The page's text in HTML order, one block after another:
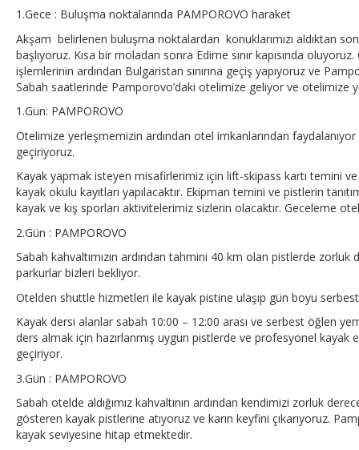
1.Gece : Buluşma noktalarında PAMPOROVO haraket
Akşam belirlenen buluşma noktalardan konuklarımızı aldıktan
başlıyoruz. Kısa bir moladan sonra Edirne sınır kapısında
işlemlerinin ardından Bulgaristan sınırına geçiş yapıyoruz ve
Sabah saatlerinde Pamporovo’daki otelimize geliyor ve otelimize
1.Gün: PAMPOROVO
Otelimize yerleşmemizin ardından otel imkanlarından
geçiriyoruz.
Kayak yapmak isteyen misafirlerimiz için lift-skipass kartı temini
kayak okulu kayıtları yapılacaktır. Ekipman temini ve pistlerin
kayak ve kış sporları aktivitelerimiz sizlerin olacaktır. Geceleme
2.Gün : PAMPOROVO
Sabah kahvaltımızın ardından tahmini 40 km olan pistlerde
parkurlar bizleri bekliyor.
Otelden shuttle hizmetleri ile kayak pistine ulaşıp gün boyu
Kayak dersi alanlar sabah 10:00 – 12:00 arası ve serbest öğlen
ders almak için hazırlanmış uygun pistlerde ve profesyonel kayak
geçiriyor.
3.Gün : PAMPOROVO
Sabah otelde aldığımız kahvaltının ardından kendimizi zorluk
gösteren kayak pistlerine atıyoruz ve karın keyfini çıkarıyoruz.
kayak seviyesine hitap etmektedir.